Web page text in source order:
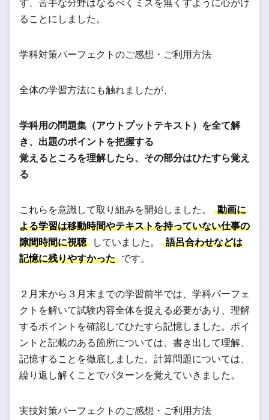
ず、苦手な分野はなるべくミスを無くすように心がけ
ることにしました。
学科対策パーフェクトのご感想・ご利用方法
全体の学習方法にも触れましたが、
学科用の問題集（アウトプットテキスト）を全て解
き、出題のポイントを把握する
覚えるところを理解したら、その部分はひたすら覚え
る
これらを意識して取り組みを開始しました。
動画に
よる学習は移動時間やテキストを持っていない仕事の
隙間時間に視聴
していました。
語呂合わせなどは
記憶に残りやすかった
です。
２月末から３月末までの学習前半では、学科パーフェ
クトを解いて試験内容全体を捉える必要があり、理解
するポイントを確認してひたすら記憶しました。ポイ
ントと記載のある箇所については、書き出して理解、
記憶することを徹底しました。計算問題については、
繰り返し解くことでパターンを覚えていきました。
実技対策パーフェクトのご感想・ご利用方法